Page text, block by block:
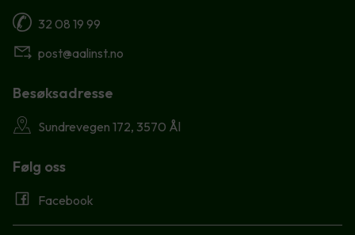
32 08 19 99
post@aalinst.no
Besøksadresse
Sundrevegen 172, 3570 Ål
Følg oss
Facebook